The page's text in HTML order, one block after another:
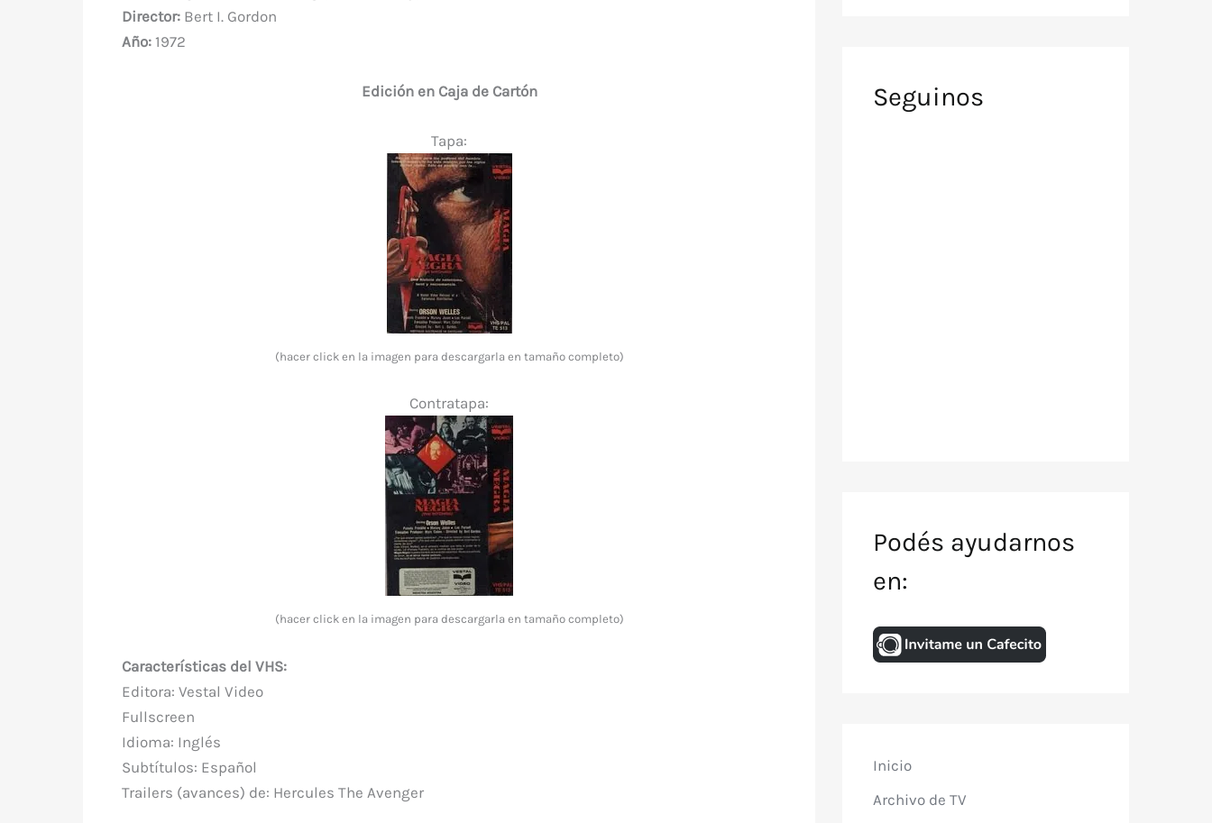
b
r
Director:Bert I. Gordon
Año:1972
Edición en Caja de Cartón
Tapa:
(hacer click en la imagen para descargarla en tamaño completo)
Contratapa:
(hacer click en la imagen para descargarla en tamaño completo)
Características del VHS:
Editora: Vestal Video
Fullscreen
Idioma: Inglés
Subtítulos: Español
Trailers (avances) de: Hercules The Avenger
Seguinos
Podés ayudarnos
en:
Inicio
Archivo de TV